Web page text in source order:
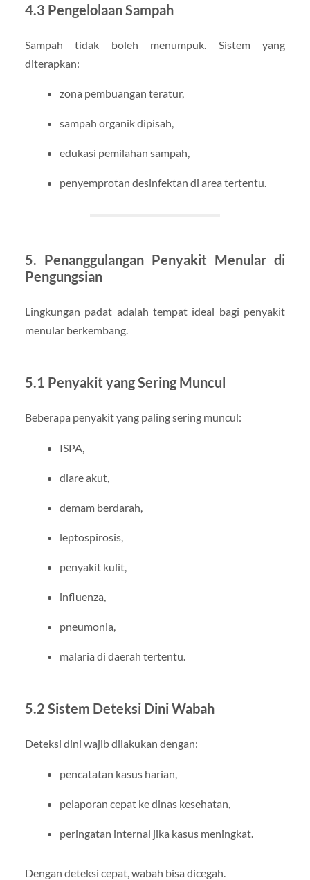
4.3 Pengelolaan Sampah
Sampah tidak boleh menumpuk. Sistem yang
diterapkan:
zona pembuangan teratur,
sampah organik dipisah,
edukasi pemilahan sampah,
penyemprotan desinfektan di area tertentu.
5. Penanggulangan Penyakit Menular di
Pengungsian
Lingkungan padat adalah tempat ideal bagi penyakit
menular berkembang.
5.1 Penyakit yang Sering Muncul
Beberapa penyakit yang paling sering muncul:
ISPA,
diare akut,
demam berdarah,
leptospirosis,
penyakit kulit,
influenza,
pneumonia,
malaria di daerah tertentu.
5.2 Sistem Deteksi Dini Wabah
Deteksi dini wajib dilakukan dengan:
pencatatan kasus harian,
pelaporan cepat ke dinas kesehatan,
peringatan internal jika kasus meningkat.
Dengan deteksi cepat, wabah bisa dicegah.